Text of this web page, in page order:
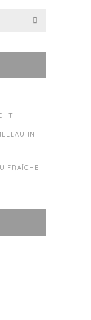
IN
FRAÎCHE